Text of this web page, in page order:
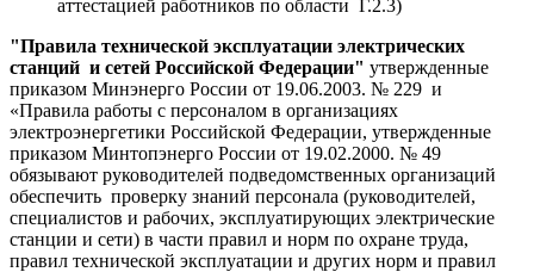
аттестацией работников по области Г.2.3)
"Правила технической эксплуатации электрических
станций и сетей Российской Федерации" утвержденные
приказом Минэнерго России от 19.06.2003. № 229 и
«Правила работы с персоналом в организациях
электроэнергетики Российской Федерации, утвержденные
приказом Минтопэнерго России от 19.02.2000. № 49
обязывают руководителей подведомственных организаций
обеспечить проверку знаний персонала (руководителей,
специалистов и рабочих, эксплуатирующих электрические
станции и сети) в части правил и норм по охране труда,
правил технической эксплуатации и других норм и правил